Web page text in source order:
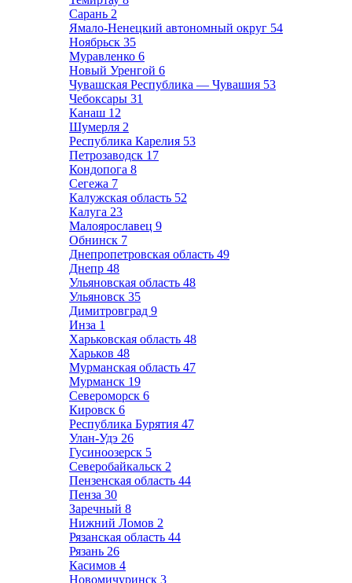
Сарань 2
Ямало-Ненецкий автономный округ 54
Ноябрьск 35
Муравленко 6
Новый Уренгой 6
Чувашская Республика — Чувашия 53
Чебоксары 31
Канаш 12
Шумерля 2
Республика Карелия 53
Петрозаводск 17
Кондопога 8
Сегежа 7
Калужская область 52
Калуга 23
Малоярославец 9
Обнинск 7
Днепропетровская область 49
Днепр 48
Ульяновская область 48
Ульяновск 35
Димитровград 9
Инза 1
Харьковская область 48
Харьков 48
Мурманская область 47
Мурманск 19
Североморск 6
Кировск 6
Республика Бурятия 47
Улан-Удэ 26
Гусиноозерск 5
Северобайкальск 2
Пензенская область 44
Пенза 30
Заречный 8
Нижний Ломов 2
Рязанская область 44
Рязань 26
Касимов 4
Новомичуринск 3